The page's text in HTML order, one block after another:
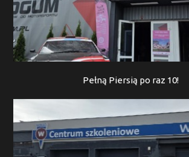
Pełną Piersią po raz 10!